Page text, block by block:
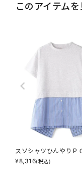
このアイテム
スソシャツひんやりＰ
¥8,316(税込)